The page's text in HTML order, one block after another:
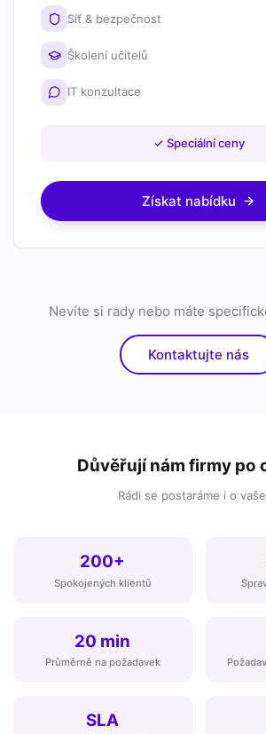
Síť & bezpečnost
Školení učitelů
IT konzultace
✓ Speciální ceny
Získat nabídku
Nevíte si rady nebo máte
Kontaktujte nás
Důvěřují nám firmy po
Rádi se postaráme i o
200+
Spokojených klientů
20 min
Průměrně na požadavek
SLA